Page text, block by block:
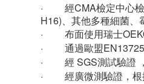
·
經CMA檢定中心
H16)、其他多種細菌、
·
布面使用瑞士
·
通過歐盟EN13725
·
經 SGS測試驗證
·
經廣微測驗證，